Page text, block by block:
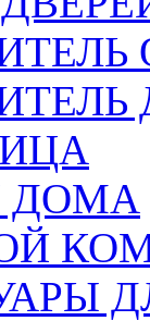
ДОМА